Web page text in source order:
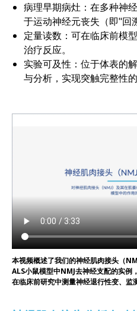
病理早期病灶：在多种神
于运动神经元丧失（即"回
定量读数：可在临床前模
治疗反应。
实验可及性：位于体表的
与分析，实现突触完整性
本视频概述了我们的神经肌肉接头（
ALS小鼠模型中NMJ去神经支配的实例
在临床前研究中测量神经退行性变、监